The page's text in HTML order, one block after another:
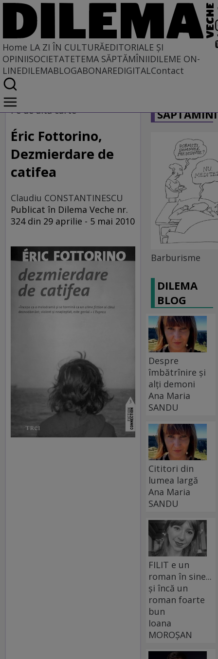
Home LA ZI ÎN CULTURĂEDITORIALE ȘI
OPINIISOCIETATETEMA SĂPTĂMÎNIIDILEME ON-
LINEDILEMABLOGABONAREDIGITALContact
Home
La zi în cultură
Pe de altă carte
Éric Fottorino,
Dezmierdare de
catifea
Claudiu CONSTANTINESCU
Publicat în Dilema Veche nr.
324 din 29 aprilie - 5 mai 2010
Barburisme
DILEMA
BLOG
Despre
îmbătrînire și
alți demoni
Ana Maria
SANDU
Cititori din
lumea largă
Ana Maria
SANDU
FILIT e un
roman în sine...
și încă un
roman foarte
bun
Ioana
MOROȘAN